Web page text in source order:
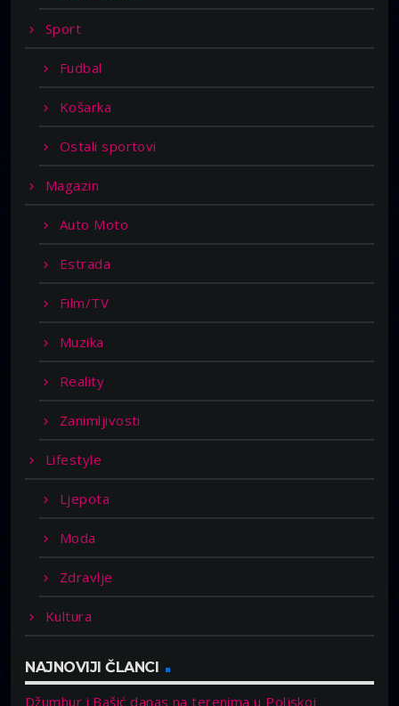
Sport
Fudbal
Košarka
Ostali sportovi
Magazin
Auto Moto
Estrada
Film/TV
Muzika
Reality
Zanimljivosti
Lifestyle
Ljepota
Moda
Zdravlje
Kultura
NAJNOVIJI ČLANCI
Džumhur i Bašić danas na terenima u Poljskoj